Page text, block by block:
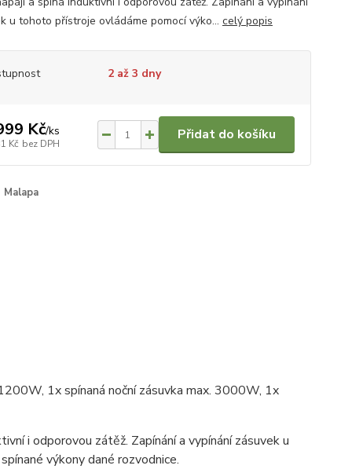
u tohoto přístroje ovládáme pomocí výko... celý popis
2 až 3 dny
Kč/ks
Kč bez DPH
Přidat do košíku
Malapa
1x spínaná noční zásuvka max. 3000W, 1x
i odporovou zátěž. Zapínání a vypínání zásuvek u
výkony dané rozvodnice.